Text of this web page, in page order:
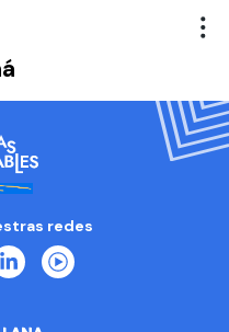
redes